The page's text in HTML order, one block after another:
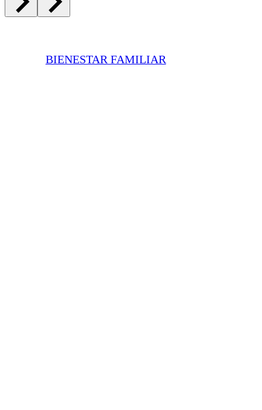
BIENESTAR FAMILIAR